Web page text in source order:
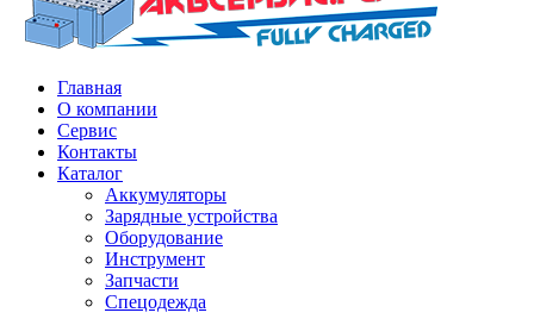
Главная
О компании
Сервис
Контакты
Каталог
Аккумуляторы
Зарядные устройства
Оборудование
Инструмент
Запчасти
Спецодежда